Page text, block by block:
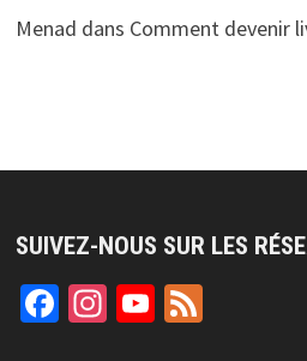
Menad dans Comment devenir
SUIVEZ-NOUS SUR LES
Facebook
Instagram
YouTube
Feed